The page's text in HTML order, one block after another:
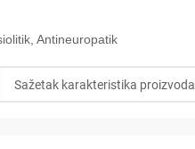
Antineuropatik
Sažetak karakteristika proizvoda